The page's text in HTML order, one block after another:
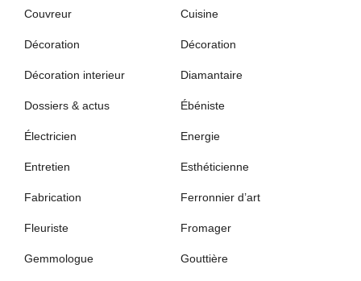
Couvreur Cuisine
Décoration Décoration
Décoration interieur Diamantaire
Dossiers & actus Ébéniste
Électricien Energie
Entretien Esthéticienne
Fabrication Ferronnier d’art
Fleuriste Fromager
Gemmologue Gouttière